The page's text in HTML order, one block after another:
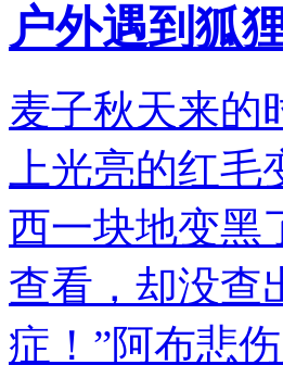
户外遇到狐
麦子秋天来的
上光亮的红
西一块地变黑
查看，却没查
症！”阿布悲